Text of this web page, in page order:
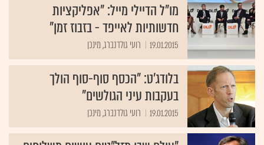
מו"ל הדיילי מייל: "אפליקציות
חדשותיות לאייפד - בזבוז זמן"
19.01.2015 רועי גולדנברג, מינכן
בלודג'ט: "הכסף סוף-סוף הולך
בעקבות עיני הגולשים"
19.01.2015 רועי גולדנברג, מינכן